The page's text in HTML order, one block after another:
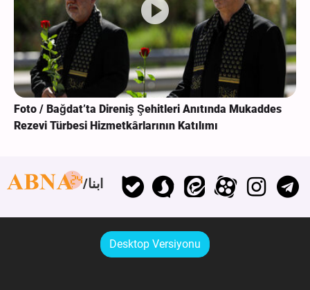
Foto / Bağdat’ta Direniş Şehitleri Anıtında Mukaddes
Rezevi Türbesi Hizmetkârlarının Katılımı
ابنا
Desktop Versiyonu